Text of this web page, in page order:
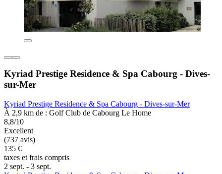
Kyriad Prestige Residence & Spa Cabourg - Dives-
sur-Mer
Kyriad Prestige Residence & Spa Cabourg - Dives-sur-Mer
À 2,9 km de : Golf Club de Cabourg Le Home
8,8/10
Excellent
(737 avis)
135 €
taxes et frais compris
2 sept. - 3 sept.